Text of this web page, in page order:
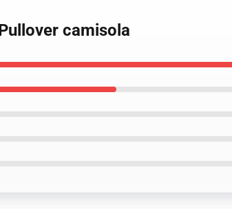
camisola